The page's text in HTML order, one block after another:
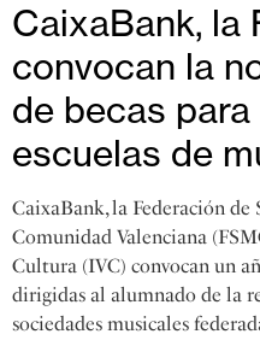
CaixaBank, la
convocan la
de becas
escuelas de
CaixaBank, la Federación de
Comunidad Valenciana
Cultura (IVC) convocan un
dirigidas al alumnado de la
sociedades musicales